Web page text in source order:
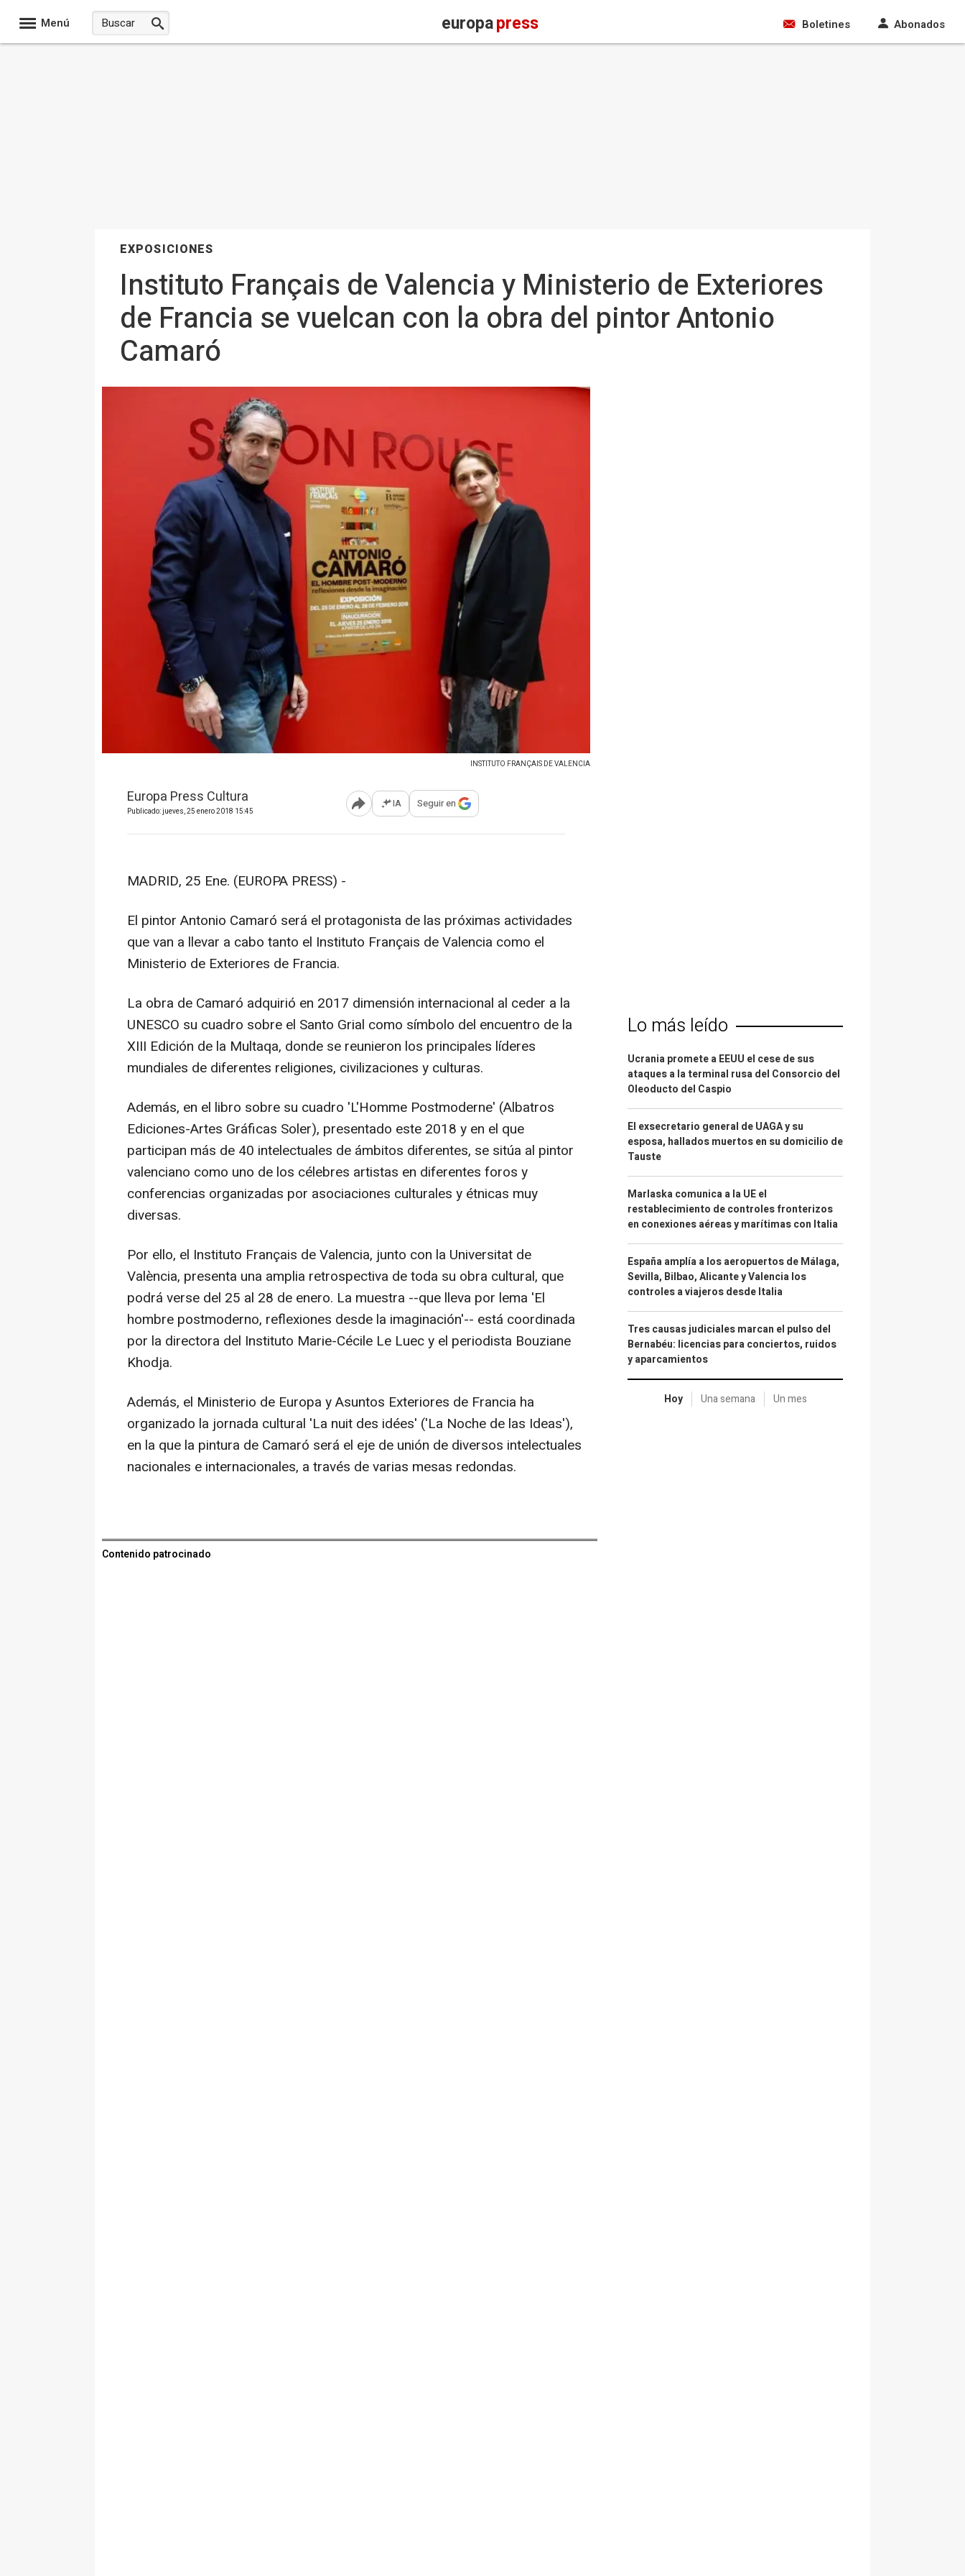
Menú europapress Boletines Abonados
EXPOSICIONES
Instituto Français de Valencia y Ministerio de Exteriores
de Francia se vuelcan con la obra del pintor Antonio
Camaró
INSTITUTO FRANÇAIS DE VALENCIA
Europa Press Cultura
Publicado: jueves, 25 enero 2018 15:45 Abrir opciones para compartir
IA Seguir en
MADRID, 25 Ene. (EUROPA PRESS) -
El pintor Antonio Camaró será el protagonista de las próximas actividades
que van a llevar a cabo tanto el Instituto Français de Valencia como el
Ministerio de Exteriores de Francia.
La obra de Camaró adquirió en 2017 dimensión internacional al ceder a la
UNESCO su cuadro sobre el Santo Grial como símbolo del encuentro de la
XIII Edición de la Multaqa, donde se reunieron los principales líderes
mundiales de diferentes religiones, civilizaciones y culturas.
Además, en el libro sobre su cuadro 'L'Homme Postmoderne' (Albatros
Ediciones-Artes Gráficas Soler), presentado este 2018 y en el que
participan más de 40 intelectuales de ámbitos diferentes, se sitúa al pintor
valenciano como uno de los célebres artistas en diferentes foros y
conferencias organizadas por asociaciones culturales y étnicas muy
diversas.
Por ello, el Instituto Français de Valencia, junto con la Universitat de
València, presenta una amplia retrospectiva de toda su obra cultural, que
podrá verse del 25 al 28 de enero. La muestra --que lleva por lema 'El
hombre postmoderno, reflexiones desde la imaginación'-- está coordinada
por la directora del Instituto Marie-Cécile Le Luec y el periodista Bouziane
Khodja.
Además, el Ministerio de Europa y Asuntos Exteriores de Francia ha
organizado la jornada cultural 'La nuit des idées' ('La Noche de las Ideas'),
en la que la pintura de Camaró será el eje de unión de diversos intelectuales
nacionales e internacionales, a través de varias mesas redondas.
Contenido patrocinado
Lo más leído
Ucrania promete a EEUU el cese de sus
ataques a la terminal rusa del Consorcio del
Oleoducto del Caspio
El exsecretario general de UAGA y su
esposa, hallados muertos en su domicilio de
Tauste
Marlaska comunica a la UE el
restablecimiento de controles fronterizos
en conexiones aéreas y marítimas con Italia
España amplía a los aeropuertos de Málaga,
Sevilla, Bilbao, Alicante y Valencia los
controles a viajeros desde Italia
Tres causas judiciales marcan el pulso del
Bernabéu: licencias para conciertos, ruidos
y aparcamientos
Hoy Una semana Un mes